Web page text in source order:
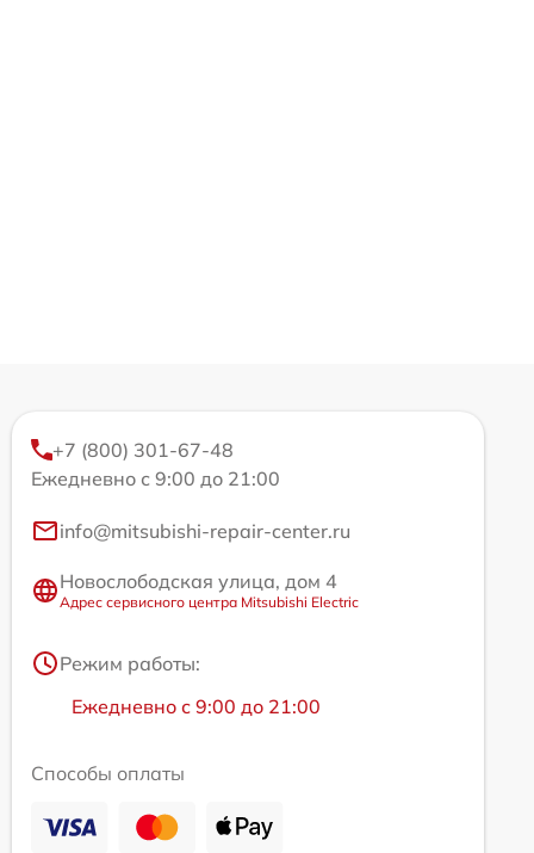
+7 (800) 301-67-48
Ежедневно с 9:00 до 21:00
info@mitsubishi-repair-center.ru
Новослободская улица, дом 4
Адрес сервисного центра Mitsubishi Electric
Режим работы:
Ежедневно с 9:00 до 21:00
Способы оплаты